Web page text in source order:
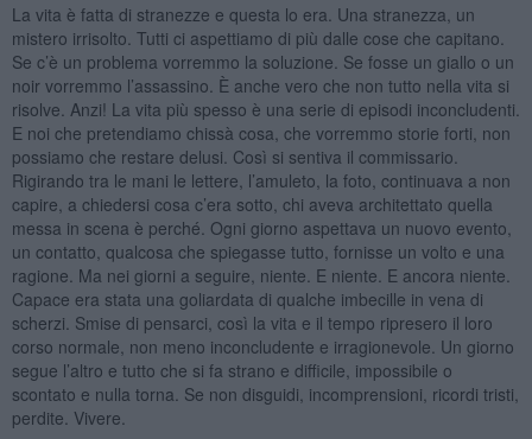
La vita è fatta di stranezze e questa lo era. Una stranezza, un
mistero irrisolto. Tutti ci aspettiamo di più dalle cose che capitano.
Se c’è un problema vorremmo la soluzione. Se fosse un giallo o un
noir vorremmo l’assassino. È anche vero che non tutto nella vita si
risolve. Anzi! La vita più spesso è una serie di episodi inconcludenti.
E noi che pretendiamo chissà cosa, che vorremmo storie forti, non
possiamo che restare delusi. Così si sentiva il commissario.
Rigirando tra le mani le lettere, l’amuleto, la foto, continuava a non
capire, a chiedersi cosa c’era sotto, chi aveva architettato quella
messa in scena è perché. Ogni giorno aspettava un nuovo evento,
un contatto, qualcosa che spiegasse tutto, fornisse un volto e una
ragione. Ma nei giorni a seguire, niente. E niente. E ancora niente.
Capace era stata una goliardata di qualche imbecille in vena di
scherzi. Smise di pensarci, così la vita e il tempo ripresero il loro
corso normale, non meno inconcludente e irragionevole. Un giorno
segue l’altro e tutto che si fa strano e difficile, impossibile o
scontato e nulla torna. Se non disguidi, incomprensioni, ricordi tristi,
perdite. Vivere.